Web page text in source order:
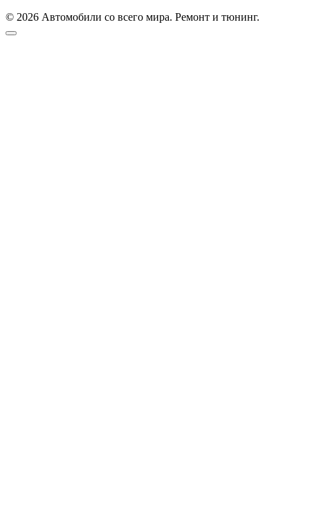
© 2026 Автомобили со всего мира. Ремонт и тюнинг.